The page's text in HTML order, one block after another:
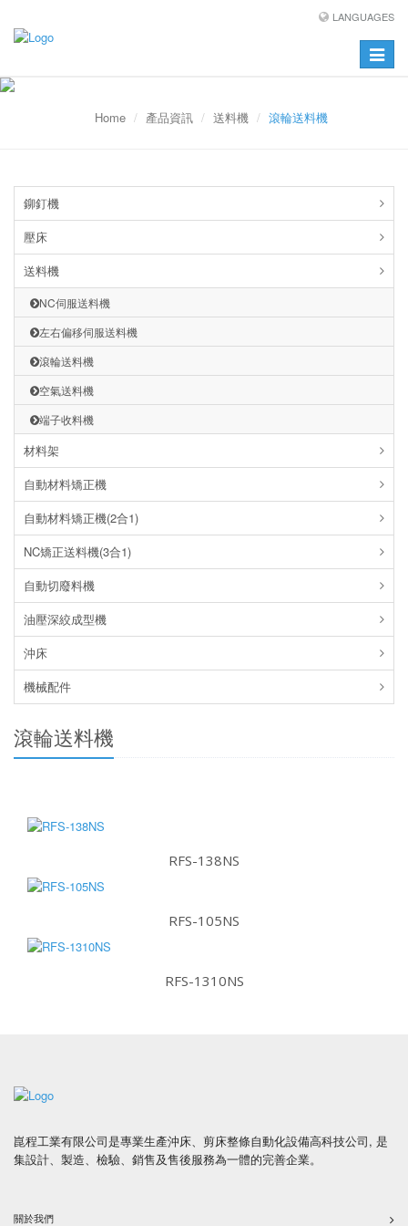
LANGUAGES
Toggle
Home 產品資訊 送料機 滾輪送料機
鉚釘機
壓床
送料機
NC伺服送料機
左右偏移伺服送料機
滾輪送料機
空氣送料機
端子收料機
材料架
自動材料矯正機
自動材料矯正機(2合1)
NC矯正送料機(3合1)
自動切廢料機
油壓深絞成型機
沖床
機械配件
滾輪送料機
RFS-138NS
RFS-105NS
RFS-1310NS
崑程工業有限公司是專業生產沖床、剪床整條自動化設備高科技公司, 是
集設計、製造、檢驗、銷售及售後服務為一體的完善企業。
關於我們